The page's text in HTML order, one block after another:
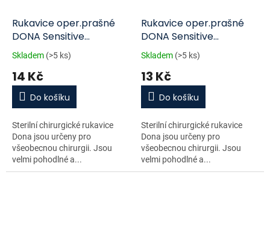
Rukavice oper.prašné
DONA Sensitive
vel.7/pár
Skladem (>5 ks)
14 Kč
Do košíku
Sterilní chirurgické rukavice
Dona jsou určeny pro
všeobecnou chirurgii. Jsou
velmi pohodlné a...
Rukavice oper.prašné
DONA Sensitive
vel.7.5/pár
Skladem (>5 ks)
13 Kč
Do košíku
Sterilní chirurgické rukavice
Dona jsou určeny pro
všeobecnou chirurgii. Jsou
velmi pohodlné a...